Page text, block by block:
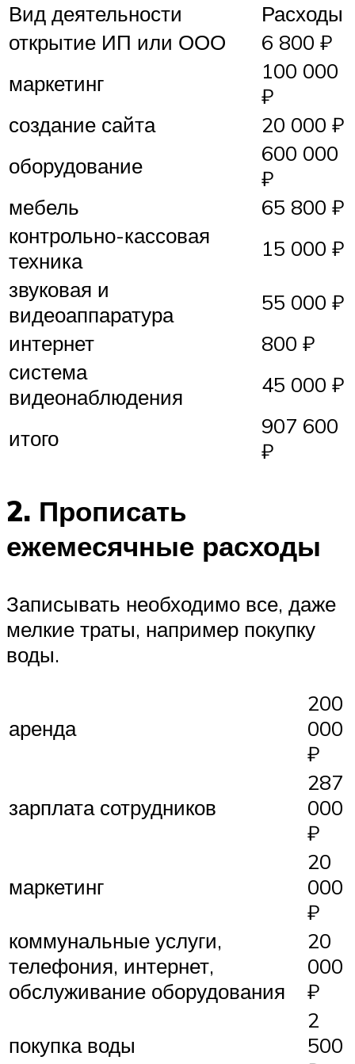
Вид деятельности
Расходы
открытие ИП или ООО
6 800 ₽
маркетинг
100 000
₽
создание сайта
20 000 ₽
оборудование
600 000
₽
мебель
65 800 ₽
контрольно-кассовая
техника
15 000 ₽
звуковая и
видеоаппаратура
55 000 ₽
интернет
800 ₽
система
видеонаблюдения
45 000 ₽
итого
907 600
₽
2. Прописать
ежемесячные расходы
Записывать необходимо все, даже
мелкие траты, например покупку
воды.
аренда
200
000
₽
зарплата сотрудников
287
000
₽
маркетинг
20
000
₽
коммунальные услуги,
телефония, интернет,
обслуживание оборудования
20
000
₽
покупка воды
2
500